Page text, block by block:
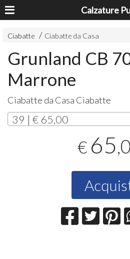
Calzature
Ciabatte Ciabatte da Casa
Grunland CB
Marrone
Ciabatte da Casa Ciabatte
39 | € 65,00
€ 65